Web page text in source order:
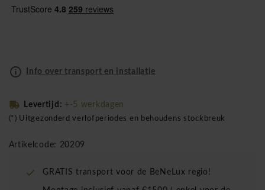
Info over transport en installatie
Levertijd: +-5 werkdagen
(*) Uitgezonderd verlofperiodes en behoudens stockbreuk
Artikelcode: 20209
GRATIS transport voor de BeNeLux regio!